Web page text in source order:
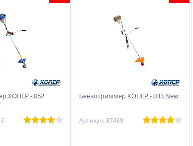
ХОПЕР - 052
Бензотриммер ХОПЕР - 033 New
Артикул: 87489